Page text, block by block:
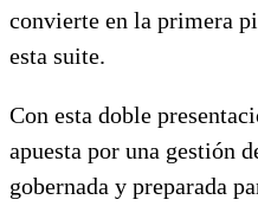
convierte en la primera
esta suite.
Con esta doble
apuesta por una gestión
gobernada y preparada